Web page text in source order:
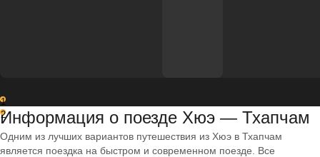
1
2
Информация о поезде Хюэ — Тхапчам
Одним из лучших вариантов путешествия из Хюэ в Тхапчам
является поездка на быстром и современном поезде. Все